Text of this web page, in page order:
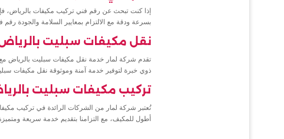
إذا كنت تبحث عن رقم فني تركيب مكيفات بالرياض،
بسرعة ودقة مع الالتزام بمعايير السلامة والجودة
نقل مكيفات سبليت
تقدم شركة لمار خدمة نقل مكيفات سبليت بالرياض مع
ذوي خبرة لتوفير خدمة آمنة وموثوقة نقل مكيفات
تركيب مكيفات سبليت
تُعتبر شركة لمار من الشركات الرائدة في تركيب
أطول للمكيف، مع التزامنا بتقديم خدمة سريعة